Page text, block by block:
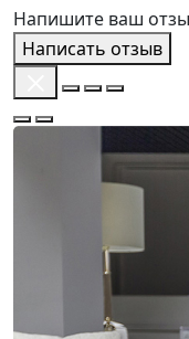
Напишите ваш
Написать отзыв